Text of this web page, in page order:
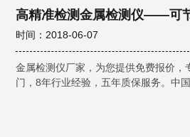
高精准检测金属检测仪——可
时间：2018-06-07
金属检测仪厂家，为您提供免费报价
门，8年行业经验，五年质保服务。中